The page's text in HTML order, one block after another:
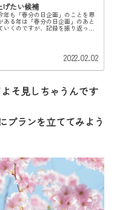
げたい候補
年も「春分の日企画」のことを思
ある年は「春分の日企画」のあと
いくのですが、記録を振り返って
画」だけでした。今年はあらたに
2022.02.02
そ見しちゃうんです
プランを立ててみよう